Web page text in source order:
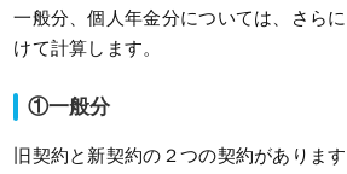
一般分、個人年金分については、さら
けて計算します。
①一般分
旧契約と新契約の２つの契約がありま